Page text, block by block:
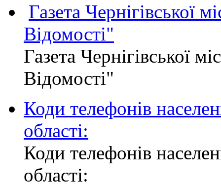
Газета Чернігівської
Відомості"
Газета Чернігівської
Відомості"
Коди телефонів
області:
Коди телефонів
області: